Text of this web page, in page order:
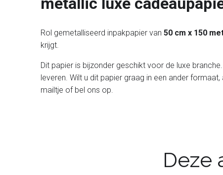
Rol gemetalliseerd inpakpapier van 50 cm x 150
krijgt.
Dit papier is bijzonder geschikt voor de luxe
leveren. Wilt u dit papier graag in een ander
mailtje of bel ons op.
Deze